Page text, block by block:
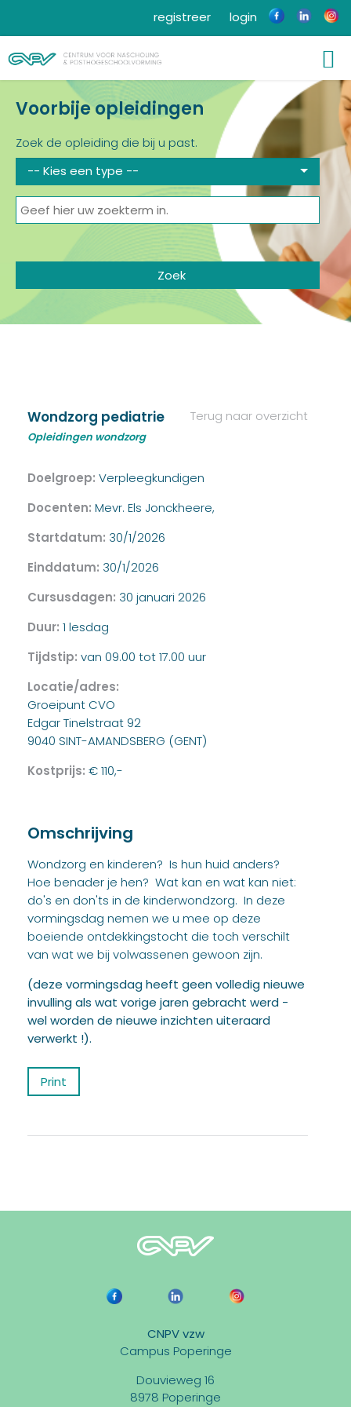
login
registreer
Voorbije opleidingen
Zoek de opleiding die bij u past.
-- Kies een type --
Terug naar overzicht
Wondzorg pediatrie
Opleidingen wondzorg
Doelgroep: Verpleegkundigen
Docenten: Mevr. Els Jonckheere,
Startdatum: 30/1/2026
Einddatum: 30/1/2026
Cursusdagen: 30 januari 2026
Duur: 1 lesdag
Tijdstip: van 09.00 tot 17.00 uur
Locatie/adres:
Groeipunt CVO
Edgar Tinelstraat 92
9040 SINT-AMANDSBERG (GENT)
Kostprijs: € 110,-
Omschrijving
Wondzorg en kinderen? Is hun huid anders?
Hoe benader je hen? Wat kan en wat kan niet:
do's en don'ts in de kinderwondzorg. In deze
vormingsdag nemen we u mee op deze
boeiende ontdekkingstocht die toch verschilt
van wat we bij volwassenen gewoon zijn.
(deze vormingsdag heeft geen volledig nieuwe
invulling als wat vorige jaren gebracht werd -
wel worden de nieuwe inzichten uiteraard
verwerkt !).
Print
CNPV vzw
Campus Poperinge
Douvieweg 16
8978 Poperinge